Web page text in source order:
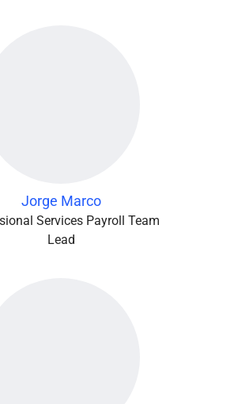
Jorge Marco
Services Payroll Team
Lead